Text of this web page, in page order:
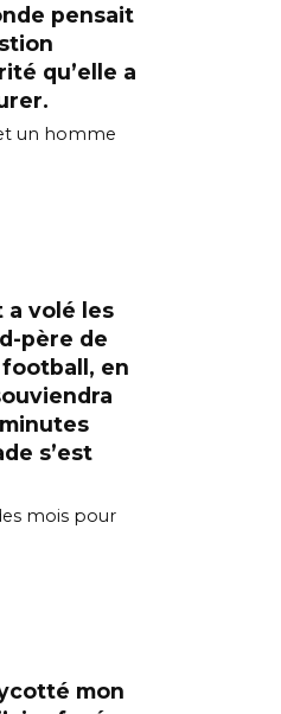
pensait
qu’elle a
un homme
a volé les
père de
en
s’est
mois pour
mon